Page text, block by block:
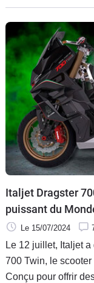
prépare une
promet des
le Championnat du
Italjet Dragster
puissant du
Le 15/07/2024
Le 12 juillet, Italjet
700 Twin, le
Conçu pour offrir